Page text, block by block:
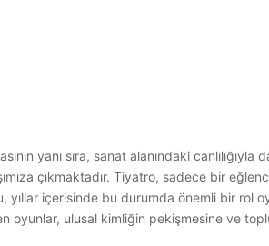
yanı sıra, sanat alanındaki canlılığıyla
çıkmaktadır. Tiyatro, sadece bir
içerisinde bu durumda önemli bir rol
oyunlar, ulusal kimliğin pekişmesine ve